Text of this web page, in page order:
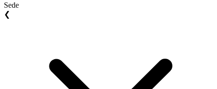
Sede
❮